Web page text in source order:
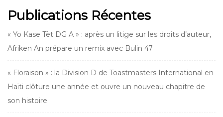
Publications Récentes
« Yo Kase Tèt DG A » : après un litige sur les droits d’auteur,
Afriken An prépare un remix avec Bulin 47
« Floraison » : la Division D de Toastmasters International en
Haïti clôture une année et ouvre un nouveau chapitre de
son histoire